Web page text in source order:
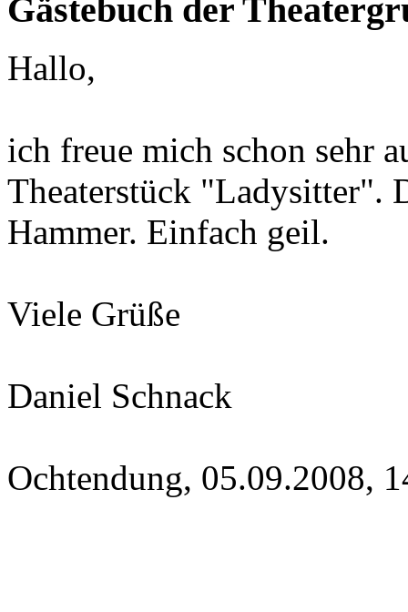
Gästebuch der
Hallo,
ich freue mich schon sehr
Theaterstück "Ladysitter".
Hammer. Einfach geil.
Viele Grüße
Daniel Schnack
Ochtendung, 05.09.2008,